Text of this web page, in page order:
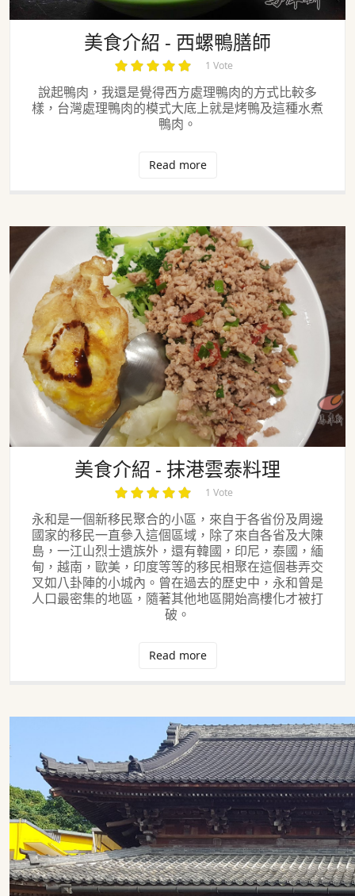
美食介紹 - 抹港雲泰料理
美食介紹 - 抹港雲泰料理
1 Vote
永和是一個新移民聚合的小區，來自于各省份及周邊
國家的移民一直參入這個區域，除了來自各省及大陳
島，一江山烈士遺族外，還有韓國，印尼，泰國，緬
甸，越南，歐美，印度等等的移民相聚在這個巷弄交
叉如八卦陣的小城內。曾在過去的歷史中，永和曾是
人口最密集的地區，隨著其他地區開始高樓化才被打
破。
Read more
美食介紹 - 西螺鴨膳師
1 Vote
說起鴨肉，我還是覺得西方處理鴨肉的方式比較多
樣，台灣處理鴨肉的模式大底上就是烤鴨及這種水煮
鴨肉。
Read more